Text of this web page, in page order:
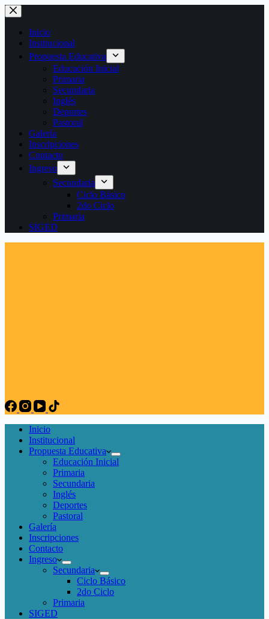
Saltar
al
contenido
Inicio
Institucional
Propuesta Educativa
Educación Inicial
Primaria
Secundaria
Inglés
Deportes
Pastoral
Galería
Inscripciones
Contacto
Ingreso
Secundaria
Ciclo Básico
2do Ciclo
Primaria
SIGED
Inicio
Institucional
Propuesta Educativa
Educación Inicial
Primaria
Secundaria
Inglés
Deportes
Pastoral
Galería
Inscripciones
Contacto
Ingreso
Secundaria
Ciclo Básico
2do Ciclo
Primaria
SIGED